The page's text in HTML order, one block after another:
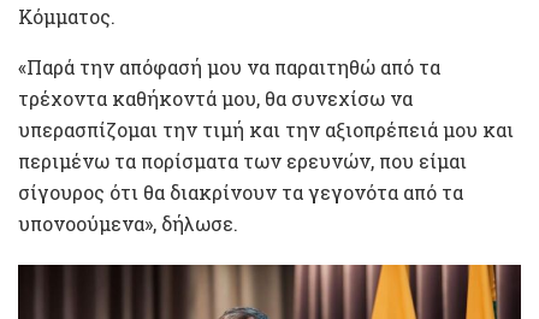
Κόμματος.
«Παρά την απόφασή μου να παραιτηθώ από τα
τρέχοντα καθήκοντά μου, θα συνεχίσω να
υπερασπίζομαι την τιμή και την αξιοπρέπειά μου και
περιμένω τα πορίσματα των ερευνών, που είμαι
σίγουρος ότι θα διακρίνουν τα γεγονότα από τα
υπονοούμενα», δήλωσε.